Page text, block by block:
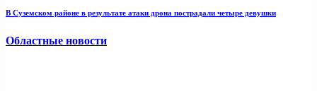
В Суземском районе в результате атаки дрона пострадали четыре девушки
Областные новости